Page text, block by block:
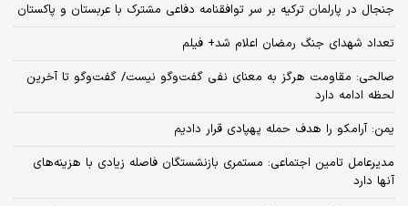
جنجال در پارلمان ترکیه بر سر توافقنامه دفاعی مشترک با عربستان و پاکستان
تعداد شهدای جنگ رمضان اعلام شد+ فیلم
صالحی: مقاومت هرگز به معنای نفی گفت‌وگو نیست/ گفت‌وگو تا آخرین
لحظه ادامه دارد
یمن: آرامکو را هدف حمله پهپادی قرار دادیم
مدیرعامل تامین اجتماعی: مستمری بازنشستگان فاصله زیادی با هزینه‌های
آنها دارد